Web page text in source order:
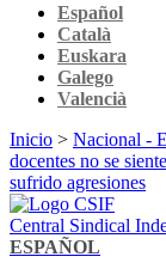
Español
Català
Euskara
Galego
Valencià
Inicio > Nacional -
docentes no se
sufrido agresiones
Central Sindical
ESPAÑOL